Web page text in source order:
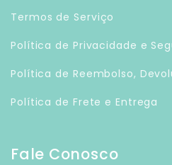
Termos de Serviço
Política de Privacidade e
Política de Reembolso,
Política de Frete e Entrega
Fale Conosco